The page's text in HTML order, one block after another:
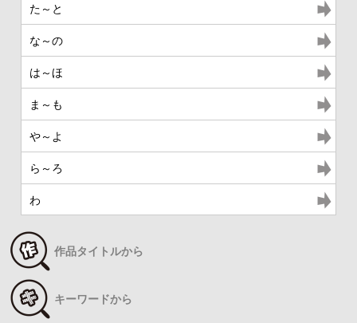
た～と
な～の
は～ほ
ま～も
や～よ
ら～ろ
わ
作品タイトルから
キーワードから